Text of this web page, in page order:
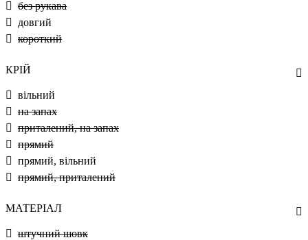
без рукава
довгий
короткий
КРІЙ
вільний
на запах
приталений, на запах
прямий
прямий, вільний
прямий, приталений
МАТЕРІАЛ
штучний шовк